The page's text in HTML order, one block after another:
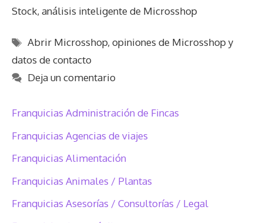
Stock, análisis inteligente de Microsshop
Etiquetas
Abrir Microsshop,opiniones de Microsshop y
datos de contacto
Deja un comentario
Franquicias Administración de Fincas
Franquicias Agencias de viajes
Franquicias Alimentación
Franquicias Animales / Plantas
Franquicias Asesorías / Consultorías / Legal